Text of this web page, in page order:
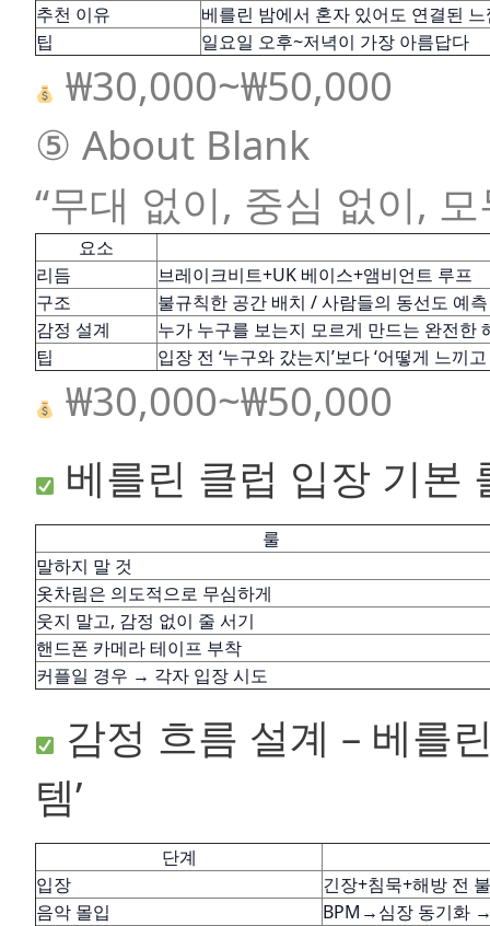
추천 이유
베를린 밤에서 혼자 있어도 연결된
팁
일요일 오후~저녁이 가장 아름답다
₩30,000~₩50,000
⑤ About Blank
“무대 없이, 중심 없이,
요소
리듬
브레이크비트+UK 베이스+앰비언트 루프
구조
불규칙한 공간 배치 / 사람들의 동선도 예
감정 설계
누가 누구를 보는지 모르게 만드는 완전한
팁
입장 전 ‘누구와 갔는지’보다 ‘어떻게 느끼
₩30,000~₩50,000
베를린 클럽 입장 기본
룰
말하지 말 것
옷차림은 의도적으로 무심하게
웃지 말고, 감정 없이 줄 서기
핸드폰 카메라 테이프 부착
커플일 경우 → 각자 입장 시도
감정 흐름 설계 – 베를
템’
단계
입장
긴장+침묵+해방 전
음악 몰입
BPM→심장 동기화